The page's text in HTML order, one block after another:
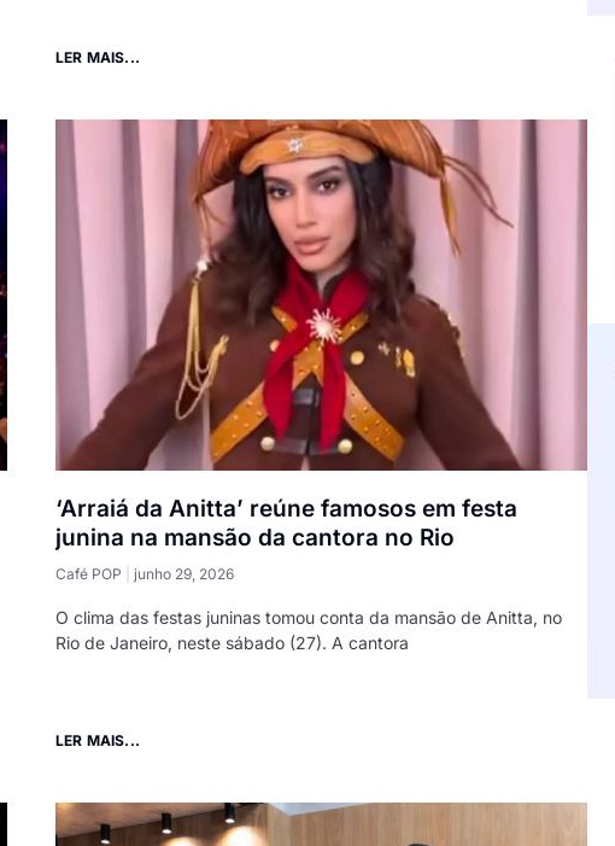
LER MAIS...
‘Arraiá da Anitta’ reúne famosos em festa
junina na mansão da cantora no Rio
Café POP junho 29, 2026
O clima das festas juninas tomou conta da mansão de Anitta, no
Rio de Janeiro, neste sábado (27). A cantora
LER MAIS...